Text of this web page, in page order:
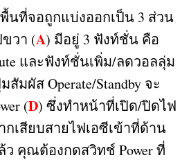
นที่จอถูกแบ่งออกเป็น 3 ส่วน
วา (A) มีอยู่ 3 ฟังท์ชั่น คือ
และฟังท์ชั่นเพิ่ม/ลดวอลลุ่ม
สัมผัสOperate/Standby จะ
(D) ซึ่งทำหน้าที่เปิด/ปิดไฟ
กเสียบสายไฟเอซีเข้าที่ด้าน
ว คุณต้องกดสวิทช์ Powerที่